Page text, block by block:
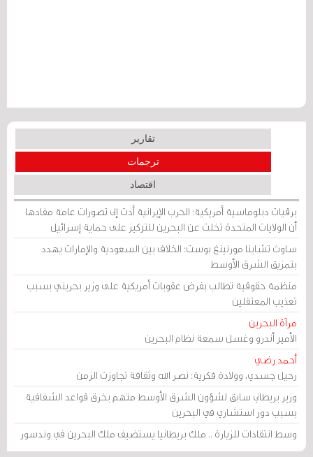
تقارير
ترجمات
اقتصاد
برقيات دبلوماسية أمريكية: الحرب الإيرانية أدت إلى تصورات عامة مفادها
أن الولايات المتحدة تخلت عن البحرين للتركيز على حماية إسرائيل
ساوث تشاينا مورنينغ بوست: الخلاف بين السعودية والإمارات يهدد
بتمزيق الشرق الأوسط
منظمة حقوقية تطالب بفرض عقوبات أمريكية على وزير بحريني بسبب
تعذيب المعتقلين
مرآة البحرين
الأمير أندرو وغسل سمعة نظام البحرين
أحمد رضي
رحيل جسدي، وولادة فكرية: نصر الله وثقافة تجاوزت الزمن
وزير بريطاني سابق لشؤون الشرق الأوسط متهم بخرق قواعد الشفافية
بسبب دور استشاري في البحرين
وسط انتقادات للزيارة .. ملك بريطانيا يستضيف ملك البحرين في وندسور